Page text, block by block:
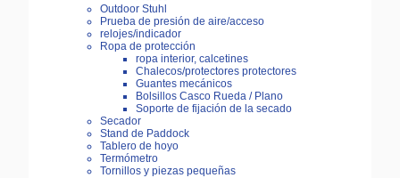
Outdoor Stuhl
Prueba de presión de aire/acceso
relojes/indicador
Ropa de protección
ropa interior, calcetines
Chalecos/protectores protectores
Guantes mecánicos
Bolsillos Casco Rueda / Plano
Soporte de fijación de la secado
Secador
Stand de Paddock
Tablero de hoyo
Termómetro
Tornillos y piezas pequeñas